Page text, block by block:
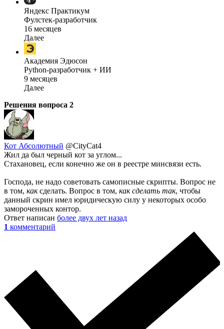
Яндекс Практикум
Фулстек-разработчик
16 месяцев
Далее
Академия Эдюсон
Python-разработчик + ИИ
9 месяцев
Далее
Решения вопроса 2
Кот Абсолютный @CityCat4
Жил да был черный кот за углом...
Стахановец, если конечно же он в реестре минсвязи есть.
Господа, не надо советовать самописные скрипты. Вопрос не
в том, каксделать. Вопрос в том, как сделать так, чтобы
данный скрин имел юридическую силу у некоторых особо
замороченных контор.
Ответ написан более двух лет назад
1 комментарий